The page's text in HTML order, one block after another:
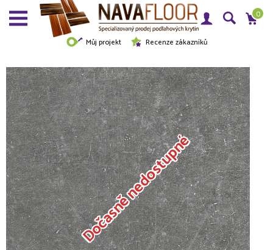
Můj projekt Recenze zákazníků
0
Dočasně nedostupné